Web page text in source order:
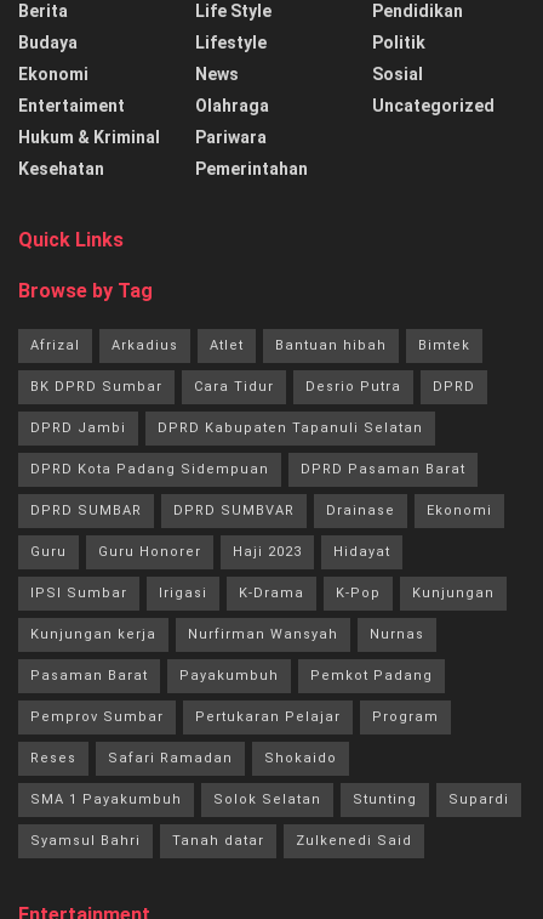
Berita
Budaya
Ekonomi
Entertaiment
Hukum & Kriminal
Kesehatan
Life Style
Lifestyle
News
Olahraga
Pariwara
Pemerintahan
Pendidikan
Politik
Sosial
Uncategorized
Quick Links
Browse by Tag
Afrizal Arkadius Atlet Bantuan hibah Bimtek
BK DPRD Sumbar Cara Tidur Desrio Putra DPRD
DPRD Jambi DPRD Kabupaten Tapanuli Selatan
DPRD Kota Padang Sidempuan DPRD Pasaman Barat
DPRD SUMBAR DPRD SUMBVAR Drainase Ekonomi
Guru Guru Honorer Haji 2023 Hidayat
IPSI Sumbar Irigasi K-Drama K-Pop Kunjungan
Kunjungan kerja Nurfirman Wansyah Nurnas
Pasaman Barat Payakumbuh Pemkot Padang
Pemprov Sumbar Pertukaran Pelajar Program
Reses Safari Ramadan Shokaido
SMA 1 Payakumbuh Solok Selatan Stunting Supardi
Syamsul Bahri Tanah datar Zulkenedi Said